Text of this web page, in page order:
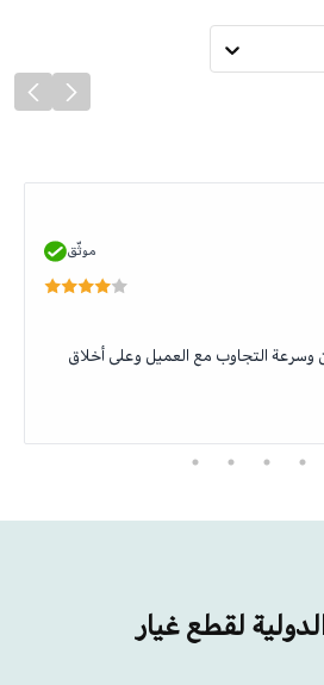
موثّق
التجاوب مع العميل وعلى أخلاق
لقطع غيار